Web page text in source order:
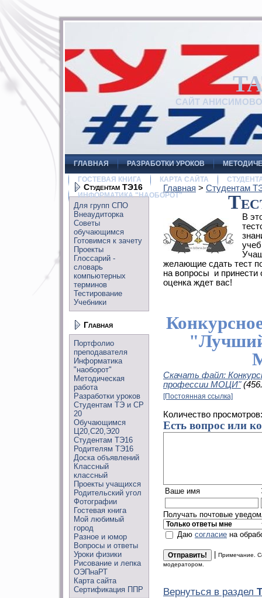
САЙТ
ГЛАВНАЯ РАЗРАБОТКИ УРОКОВ
ГОСТЕВАЯ КНИГА
КАРТА САЙТА
ИНФОРМАТИКА "НАОБОРОТ"
Студентам ТЭ16
Для групп СПО
Внеаудиторка
Советы
обучающимся
Готовимся к зачету
Проекты
Глоссарий -
словарь
компьютерных
терминов
Тестирование
Учебники
Главная
Портфолио
преподавателя
Информатика
"наоборот"
Методическая
работа
Разработки уроков
Студентам ТЭ и СР
20
Обучающимся
Ц20,С20,Э20
Студентам ТЭ16
Родителям ТЭ16
Доска объявлений
Классный
классный
Проекты учащихся
Родительский угол
Фотографии
Гостевая книга
Мой любимый
город
Разное и юмор
Вопросы и ответы
Уроки физики
Рисование и лепка
ОЭПнаРТ
Карта сайта
Сертификация ППР
Главная > Студентам
В
желающие сдать тест
на вопросы и
оценка ждет вас!
Скачать файл:
профессии МОЦИ"
[Постоянная ссылка]
Количество
Есть вопрос или
Ваше имя
Получать почтовые
Даю согласие на
Примечание.
модератором.
Вернуться в раздел